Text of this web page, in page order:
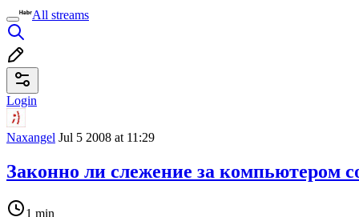
All streams
Login
Naxangel Jul 5 2008 at 11:29
Законно ли слежение за компьютером
1 min